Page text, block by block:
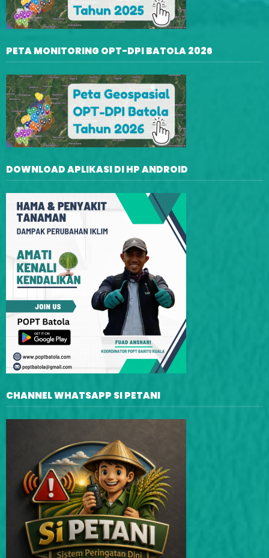
PETA MONITORING OPT-DPI BATOLA 2026
DOWNLOAD APLIKASI DI HP ANDROID
CHANNEL WHATSAPP SI PETANI